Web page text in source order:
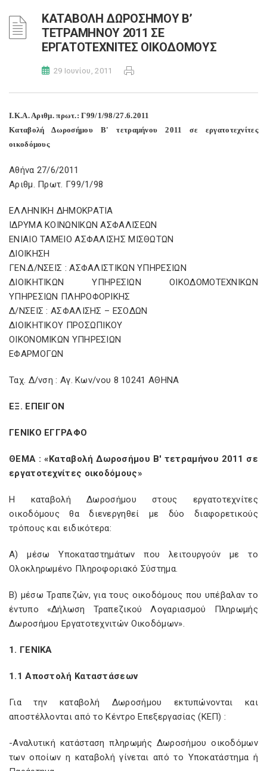
ΚΑΤΑΒΟΛΗ ΔΩΡΟΣΗΜΟΥ Β’
ΤΕΤΡΑΜΗΝΟΥ 2011 ΣΕ
ΕΡΓΑΤΟΤΕΧΝΙΤΕΣ ΟΙΚΟΔΟΜΟΥΣ
29 Ιουνίου, 2011
Ι.Κ.Α. Αριθμ. πρωτ.: Γ99/1/98/27.6.2011
Καταβολή Δωροσήμου Β' τετραμήνου 2011 σε εργατοτεχνίτες
οικοδόμους
Αθήνα 27/6/2011
Αριθμ. Πρωτ. Γ99/1/98
ΕΛΛΗΝΙΚΗ ΔΗΜΟΚΡΑΤΙΑ
ΙΔΡΥΜΑ ΚΟΙΝΩΝΙΚΩΝ ΑΣΦΑΛΙΣΕΩΝ
ΕΝΙΑΙΟ ΤΑΜΕΙΟ ΑΣΦΑΛΙΣΗΣ ΜΙΣΘΩΤΩΝ
ΔΙΟΙΚΗΣΗ
ΓΕΝ.Δ/ΝΣΕΙΣ : ΑΣΦΑΛΙΣΤΙΚΩΝ ΥΠΗΡΕΣΙΩΝ
ΔΙΟΙΚΗΤΙΚΩΝ ΥΠΗΡΕΣΙΩΝ ΟΙΚΟΔΟΜΟΤΕΧΝΙΚΩΝ
ΥΠΗΡΕΣΙΩΝ ΠΛΗΡΟΦΟΡΙΚΗΣ
Δ/ΝΣΕΙΣ : ΑΣΦΑΛΙΣΗΣ – ΕΣΟΔΩΝ
ΔΙΟΙΚΗΤΙΚΟΥ ΠΡΟΣΩΠΙΚΟΥ
ΟΙΚΟΝΟΜΙΚΩΝ ΥΠΗΡΕΣΙΩΝ
ΕΦΑΡΜΟΓΩΝ
Ταχ. Δ/νση : Αγ. Κων/νου 8 10241 ΑΘΗΝΑ
ΕΞ. ΕΠΕΙΓΟΝ
ΓΕΝΙΚΟ ΕΓΓΡΑΦΟ
ΘΕΜΑ : «Καταβολή Δωροσήμου Β' τετραμήνου 2011 σε
εργατοτεχνίτες οικοδόμους»
Η καταβολή Δωροσήμου στους εργατοτεχνίτες
οικοδόμους θα διενεργηθεί με δύο διαφορετικούς
τρόπους και ειδικότερα:
Α) μέσω Υποκαταστημάτων που λειτουργούν με το
Ολοκληρωμένο Πληροφοριακό Σύστημα.
Β) μέσω Τραπεζών, για τους οικοδόμους που υπέβαλαν το
έντυπο «Δήλωση Τραπεζικού Λογαριασμού Πληρωμής
Δωροσήμου Εργατοτεχνιτών Οικοδόμων».
1. ΓΕΝΙΚΑ
1.1 Αποστολή Καταστάσεων
Για την καταβολή Δωροσήμου εκτυπώνονται και
αποστέλλονται από το Κέντρο Επεξεργασίας (ΚΕΠ) :
-Αναλυτική κατάσταση πληρωμής Δωροσήμου οικοδόμων
των οποίων η καταβολή γίνεται από το Υποκατάστημα ή